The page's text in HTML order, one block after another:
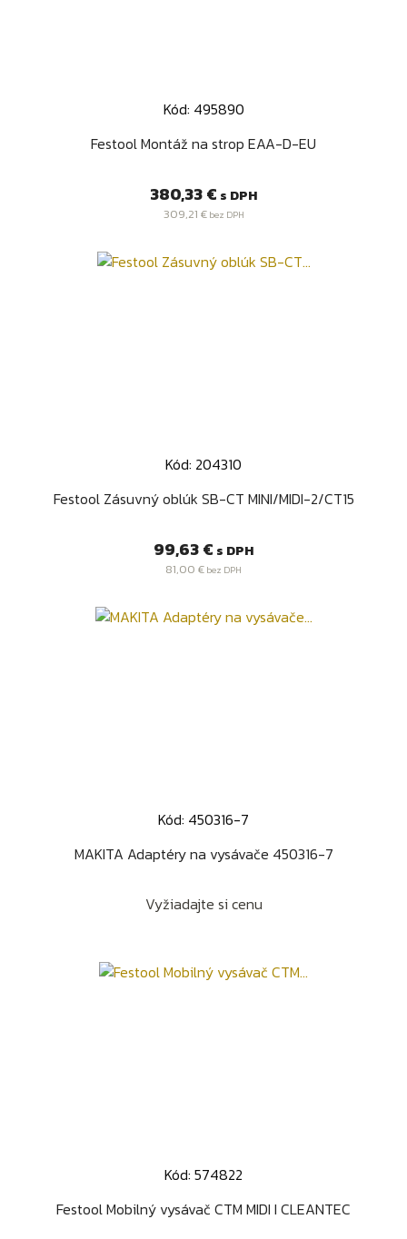
Kód: 495890
Festool Montáž na strop EAA-D-EU
Cena
380,33 € s DPH
309,21 €bez DPH
Kód: 204310
Festool Zásuvný oblúk SB-CT MINI/MIDI-2/CT15
Cena
99,63 € s DPH
81,00 € bez DPH
Kód: 450316-7
MAKITA Adaptéry na vysávače 450316-7
Vyžiadajte si cenu
Kód: 574822
Festool Mobilný vysávač CTM MIDI I CLEANTEC